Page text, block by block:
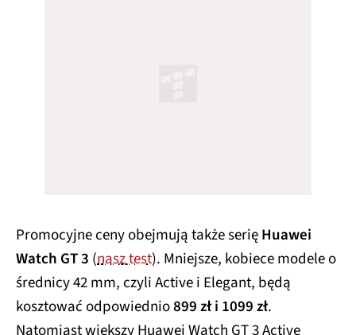
Promocyjne ceny obejmują także serięHuawei
Watch GT 3 (nasz test). Mniejsze, kobiece modele o
średnicy 42 mm, czyli Active i Elegant, będą
kosztować odpowiednio 899 zł i 1099 zł.
Natomiast większy Huawei Watch GT 3 Active